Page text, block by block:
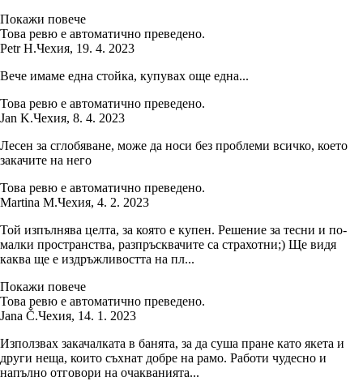
Покажи повече
Това ревю е автоматично преведено.
Petr H.Чехия, 19. 4. 2023
Вече имаме една стойка, купувах още една...
Това ревю е автоматично преведено.
Jan K.Чехия, 8. 4. 2023
Лесен за сглобяване, може да носи без проблеми всичко, което
закачите на него
Това ревю е автоматично преведено.
Martina M.Чехия, 4. 2. 2023
Той изпълнява целта, за която е купен. Решение за тесни и по-
малки пространства, разпръсквачите са страхотни;) Ще видя
каква ще е издръжливостта на пл...
Покажи повече
Това ревю е автоматично преведено.
Jana Č.Чехия, 14. 1. 2023
Използвах закачалката в банята, за да суша пране като якета и
други неща, които съхнат добре на рамо. Работи чудесно и
напълно отговори на очакванията...